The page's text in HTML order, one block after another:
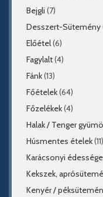
Bejgli (7)
Desszert-Sütemény
Előétel(6)
Fagylalt(4)
Fánk(13)
Főételek(64)
Főzelékek(4)
Halak / Tenger
Húsmentes ételek(11)
Karácsonyi
Kekszek,
Kenyér /